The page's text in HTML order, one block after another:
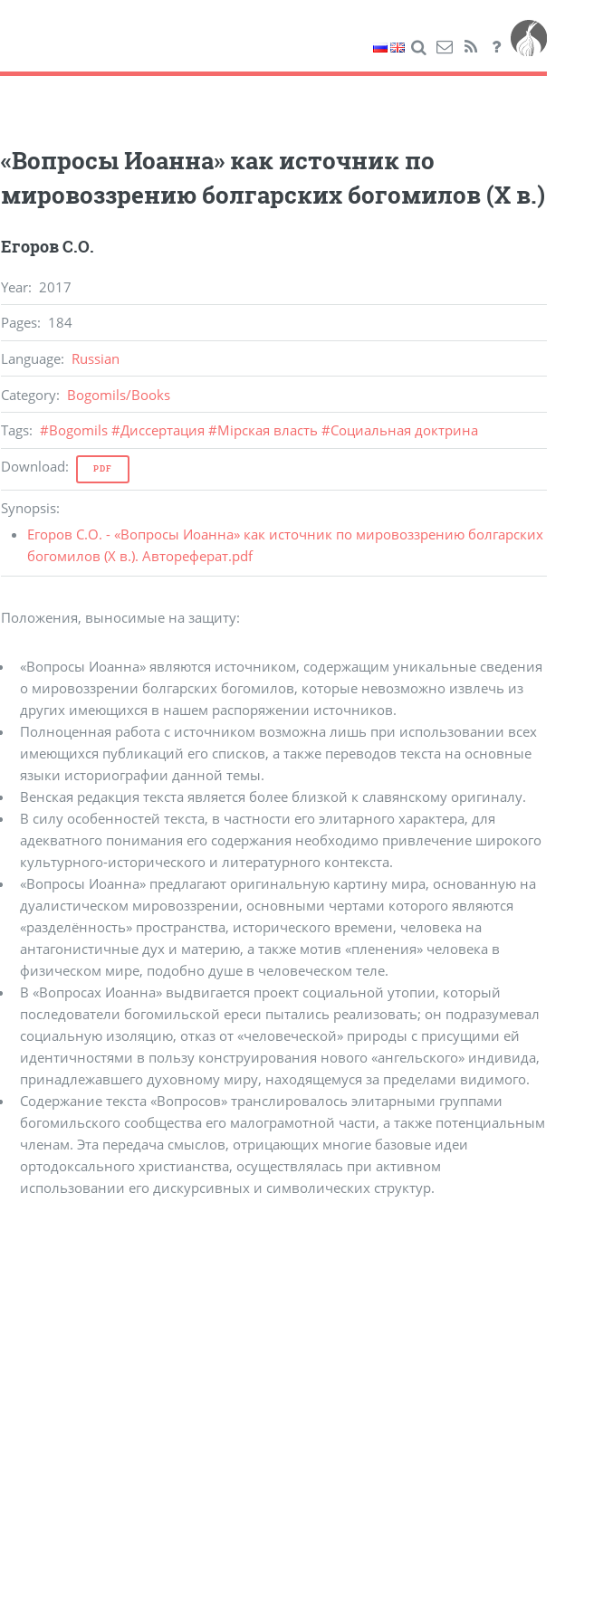
«Вопросы Иоанна» как источник по
мировоззрению болгарских богомилов (X в.)
Егоров С.О.
Year: 2017
Pages: 184
Language: Russian
Category: Bogomils/Books
Tags: #Bogomils #Диссертация #Мiрская власть #Социальная доктрина
Download: PDF
Synopsis:
Егоров С.О. - «Вопросы Иоанна» как источник по мировоззрению болгарских
богомилов (X в.). Автореферат.pdf
Положения, выносимые на защиту:
«Вопросы Иоанна» являются источником, содержащим уникальные сведения
о мировоззрении болгарских богомилов, которые невозможно извлечь из
других имеющихся в нашем распоряжении источников.
Полноценная работа с источником возможна лишь при использовании всех
имеющихся публикаций его списков, а также переводов текста на основные
языки историографии данной темы.
Венская редакция текста является более близкой к славянскому оригиналу.
В силу особенностей текста, в частности его элитарного характера, для
адекватного понимания его содержания необходимо привлечение широкого
культурного-исторического и литературного контекста.
«Вопросы Иоанна» предлагают оригинальную картину мира, основанную на
дуалистическом мировоззрении, основными чертами которого являются
«разделённость» пространства, исторического времени, человека на
антагонистичные дух и материю, а также мотив «пленения» человека в
физическом мире, подобно душе в человеческом теле.
В «Вопросах Иоанна» выдвигается проект социальной утопии, который
последователи богомильской ереси пытались реализовать; он подразумевал
социальную изоляцию, отказ от «человеческой» природы с присущими ей
идентичностями в пользу конструирования нового «ангельского» индивида,
принадлежавшего духовному миру, находящемуся за пределами видимого.
Содержание текста «Вопросов» транслировалось элитарными группами
богомильского сообщества его малограмотной части, а также потенциальным
членам. Эта передача смыслов, отрицающих многие базовые идеи
ортодоксального христианства, осуществлялась при активном
использовании его дискурсивных и символических структур.